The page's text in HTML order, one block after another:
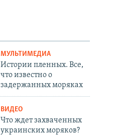
МУЛЬТИМЕДИА
Истории пленных. Все,
что известно о
задержанных моряках
ВИДЕО
Что ждет захваченных
украинских моряков?